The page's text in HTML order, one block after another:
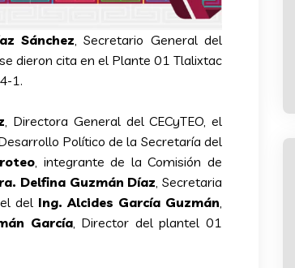
Sánchez, Secretario General del
dieron cita en el Plante 01 Tlalixtac
1.
, Directora General del CECyTEO, el
Político de la Secretaría del
, integrante de la Comisión de
Delfina Guzmán Díaz, Secretaria
del Ing. Alcides García Guzmán,
García, Director del plantel 01